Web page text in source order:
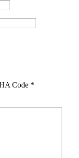
Code *